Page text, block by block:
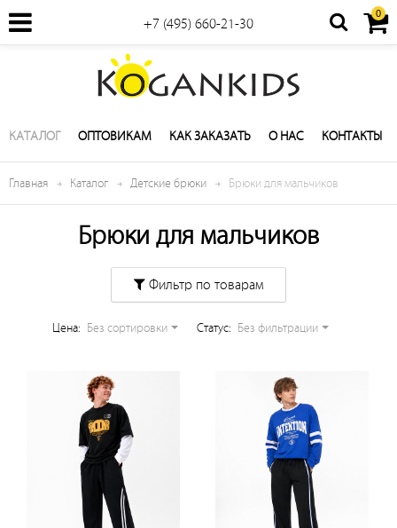
+7 (495) 660-21-30
0
КАТАЛОГ ОПТОВИКАМ КАК ЗАКАЗАТЬ О НАС КОНТАКТЫ
Главная Каталог Детские брюки Брюки для мальчиков
Брюки для мальчиков
Фильтр по товарам
Цена: Без сортировки Cтатус: Без фильтрации